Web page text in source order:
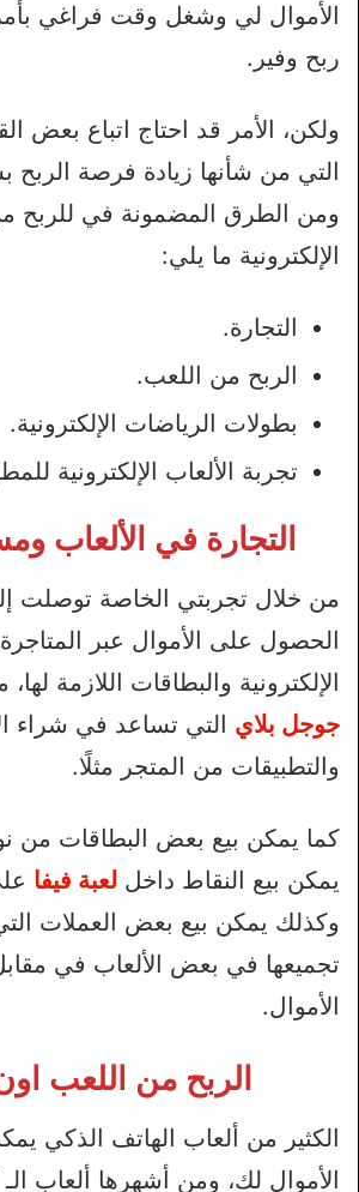
الأموال لي وشغل وقت فراغي
ربح وفير.
ولكن، الأمر قد احتاج اتباع بعض
التي من شأنها زيادة فرصة
ومن الطرق المضمونة في للربح
الإلكترونية ما يلي:
التجارة.
الربح من اللعب.
بطولات الرياضات الإلكترونية.
تجربة الألعاب الإلكترونية
التجارة في الألعاب
من خلال تجربتي الخاصة توصلت
الحصول على الأموال عبر
الإلكترونية والبطاقات اللازمة لها،
جوجل بلاي التي تساعد في شراء
والتطبيقات من المتجر مثلًا.
يمكن بيع النقاط داخل لعبة فيفا
وكذلك يمكن بيع بعض العملات
تجميعها في بعض الألعاب في
الأموال.
الربح من اللعب
الكثير من ألعاب الهاتف الذكي